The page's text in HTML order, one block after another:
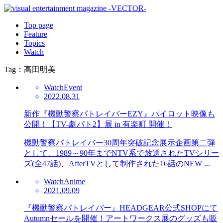
Top page
Feature
Topics
Watch
Tag：高田明美
WatchEvent
2022.08.31
新作『機動警察パトレイバーEZY』パイロット映像も
公開！【TV-劇パト2】展 in 有楽町 開催！
機動警察パトレイバー30周年突破記念展示企画第二弾
として、1989～90年までNTV系で放送されたTVシリー
ズ(全47話)、AfterTVとして制作された16話のNEW ...
WatchAnime
2021.09.09
『機動警察パトレイバー』HEADGEAR公式SHOPにて
Autumnセールを開催！アートワークス展のグッズも販